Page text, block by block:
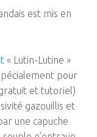
est mis en
« Lutin-Lutine »
pour
et tutoriel)
gazouillis et
une capuche